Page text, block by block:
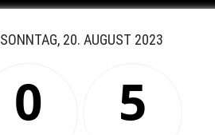
SONNTAG, 20. AUGUST 2023
0 5